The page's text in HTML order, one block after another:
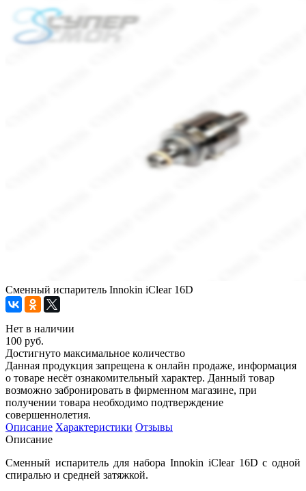
Сменный испаритель Innokin iClear 16D
Нет в наличии
100 руб.
Достигнуто максимальное количество
Данная продукция запрещена к онлайн продаже, информация
о товаре несёт ознакомительный характер. Данный товар
возможно забронировать в фирменном магазине, при
получении товара необходимо подтверждение
совершеннолетия.
Описание Характеристики Отзывы
Описание
Сменный испаритель для набора Innokin iClear 16D с одной
спиралью и средней затяжкой.